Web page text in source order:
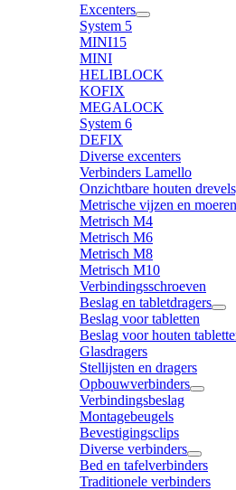
Excenters
System 5
MINI15
MINI
HELIBLOCK
KOFIX
MEGALOCK
System 6
DEFIX
Diverse excenters
Verbinders Lamello
Onzichtbare houten
Metrische vijzen en moeren
Metrisch M4
Metrisch M6
Metrisch M8
Metrisch M10
Verbindingsschroeven
Beslag en tabletdragers
Beslag voor tabletten
Beslag voor houten
Glasdragers
Stellijsten en dragers
Opbouwverbinders
Verbindingsbeslag
Montagebeugels
Bevestigingsclips
Diverse verbinders
Bed en tafelverbinders
Traditionele verbinders